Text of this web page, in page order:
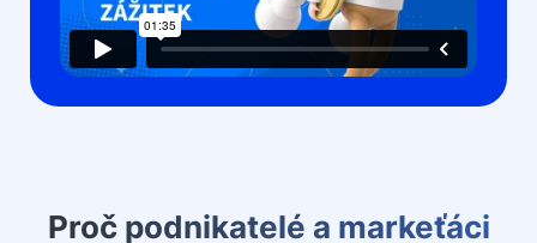
Proč podnikatelé a markeťáci